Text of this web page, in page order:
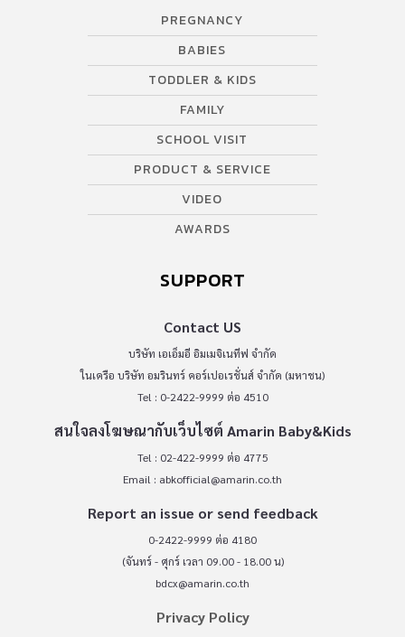
PREGNANCY
BABIES
TODDLER & KIDS
FAMILY
SCHOOL VISIT
PRODUCT & SERVICE
VIDEO
AWARDS
SUPPORT
Contact US
บริษัท เอเอ็มอี อิมเมจิเนทีฟ จำกัด
ในเครือ บริษัท อมรินทร์ คอร์เปอเรชั่นส์ จำกัด (มหาชน)
Tel : 0-2422-9999 ต่อ 4510
สนใจลงโฆษณากับเว็บไซต์ Amarin Baby&Kids
Tel : 02-422-9999 ต่อ 4775
Email : abkofficial@amarin.co.th
Report an issue or send feedback
0-2422-9999 ต่อ 4180
(จันทร์ - ศุกร์ เวลา 09.00 - 18.00 น)
bdcx@amarin.co.th
Privacy Policy